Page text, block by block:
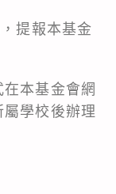
提報本基金
本基金會網
學校後辦理